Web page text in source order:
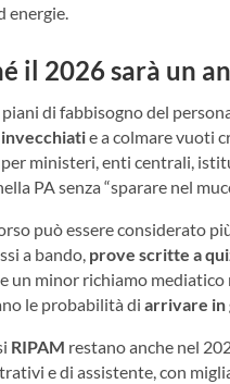
energie.
il 2026 sarà un
di fabbisogno del
e a colmare vuoti
ministeri, enti centrali,
PA senza “sparare nel
può essere considerato
a bando, prove scritte a
un minor richiamo
le probabilità di arrivare in
RIPAM restano anche nel
e di assistente, con